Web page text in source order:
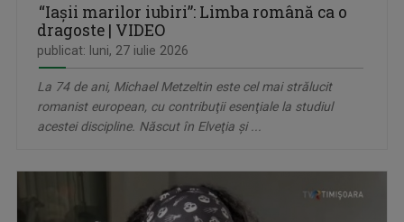
“Iașii marilor iubiri”: Limba română ca o
dragoste | VIDEO
publicat: luni, 27 iulie 2026
La 74 de ani, Michael Metzeltin este cel mai strălucit
romanist european, cu contribuţii esenţiale la studiul
acestei discipline. Născut în Elveţia şi ...